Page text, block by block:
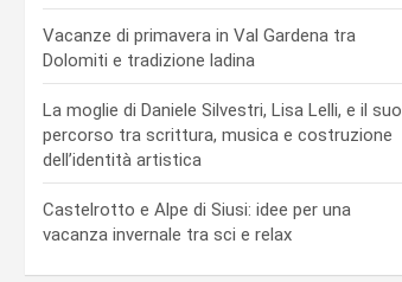
Vacanze di primavera in Val Gardena tra
Dolomiti e tradizione ladina
La moglie di Daniele Silvestri, Lisa Lelli, e il suo
percorso tra scrittura, musica e costruzione
dell’identità artistica
Castelrotto e Alpe di Siusi: idee per una
vacanza invernale tra sci e relax